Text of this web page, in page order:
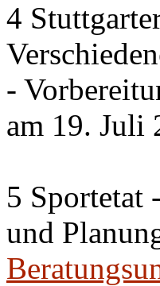
4
-
am 19. Juli
5 Sportetat
und